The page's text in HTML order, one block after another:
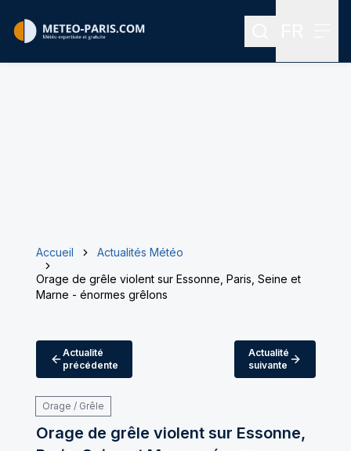
Rechercher
Accueil
Actualités Météo
Orage de grêle violent sur Essonne, Paris, Seine et
Marne - énormes grêlons
Actualité
précédente
Actualité
suivante
Orage / Grêle
Orage de grêle violent sur Essonne,